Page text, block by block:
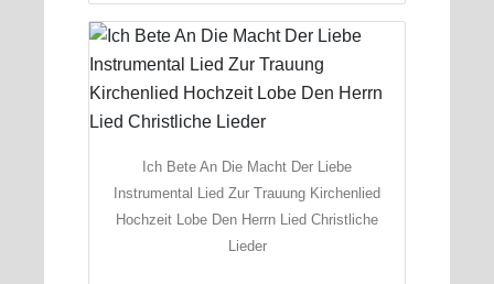
Ich Bete An Die Macht Der Liebe
Instrumental Lied Zur Trauung Kirchenlied
Hochzeit Lobe Den Herrn Lied Christliche
Lieder